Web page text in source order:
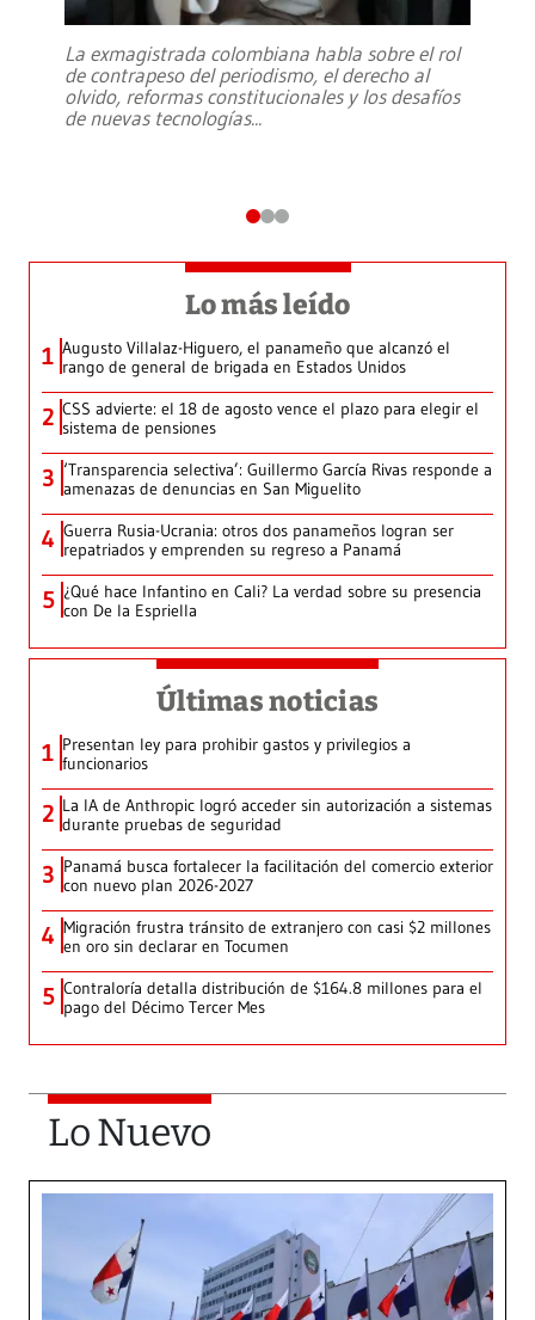
La exmagistrada colombiana habla sobre el rol
de contrapeso del periodismo, el derecho al
olvido, reformas constitucionales y los desafíos
de nuevas tecnologías...
Lo más leído
1 Augusto Villalaz-Higuero, el panameño que alcanzó el
rango de general de brigada en Estados Unidos
2 CSS advierte: el 18 de agosto vence el plazo para elegir el
sistema de pensiones
3 ‘Transparencia selectiva’: Guillermo García Rivas responde a
amenazas de denuncias en San Miguelito
4 Guerra Rusia-Ucrania: otros dos panameños logran ser
repatriados y emprenden su regreso a Panamá
5 ¿Qué hace Infantino en Cali? La verdad sobre su presencia
con De la Espriella
Últimas noticias
1 Presentan ley para prohibir gastos y privilegios a
funcionarios
2 La IA de Anthropic logró acceder sin autorización a sistemas
durante pruebas de seguridad
3 Panamá busca fortalecer la facilitación del comercio exterior
con nuevo plan 2026-2027
4 Migración frustra tránsito de extranjero con casi $2 millones
en oro sin declarar en Tocumen
5 Contraloría detalla distribución de $164.8 millones para el
pago del Décimo Tercer Mes
Lo Nuevo